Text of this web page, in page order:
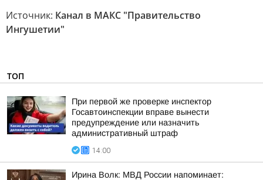
Источник: Канал в МАКС "Правительство
Ингушетии"
ТОП
При первой же проверке инспектор
Госавтоинспекции вправе вынести
предупреждение или назначить
административный штраф
14:00
Ирина Волк: МВД России напоминает: